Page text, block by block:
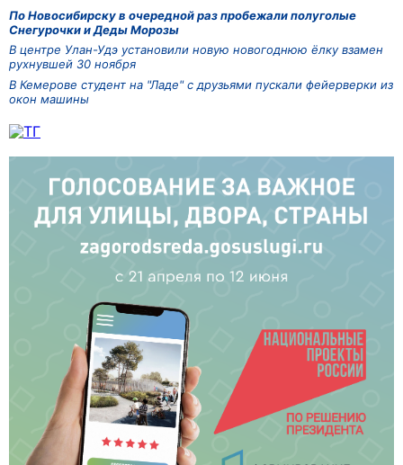
По Новосибирску в очередной раз пробежали полуголые
Снегурочки и Деды Морозы
В центре Улан-Удэ установили новую новогоднюю ёлку взамен
рухнувшей 30 ноября
В Кемерове студент на "Ладе" с друзьями пускали фейерверки из
окон машины